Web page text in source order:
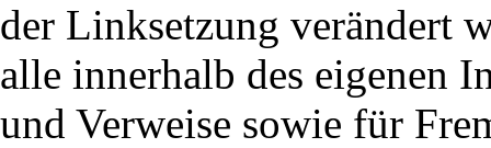
der Linksetzung verändert
alle innerhalb des eigenen
und Verweise sowie für